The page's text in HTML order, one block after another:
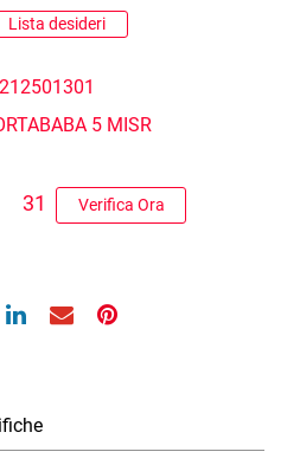
Lista desideri
5 MISR
Verifica Ora
31